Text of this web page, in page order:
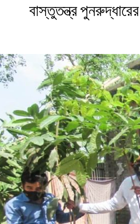
বাস্তুতন্ত্র